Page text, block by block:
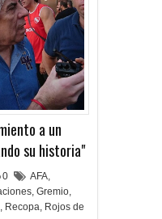
a un
su historia"
0 AFA,
, Gremio,
, Recopa, Rojos de